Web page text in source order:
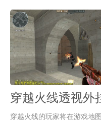
穿越火线的玩家将在游戏地